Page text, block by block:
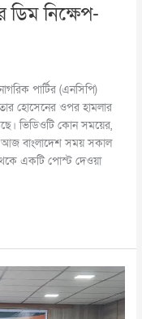
নিক্ষেপ-
পার্টির (এনসিপি)
হোসেনের ওপর হামলার
ভিডিওটি কোন সময়ের,
আজ বাংলাদেশ সময় সকাল
একটি পোস্ট দেওয়া